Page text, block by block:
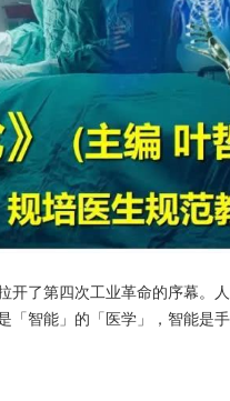
了第四次工业革命的序幕。
智能」的「医学」，智能是手